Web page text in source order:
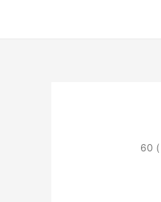
/ فيتوليز (مكمل غذائي لدعم حيوية الرجال ) 60